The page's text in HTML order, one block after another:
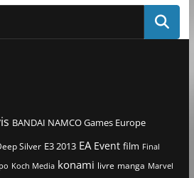
BANDAI NAMCO Games Europe
Silver E3 2013 EA Event film Final
Koch Media konami livre manga Marvel